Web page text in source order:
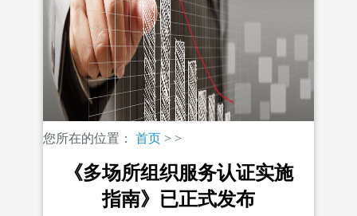
您所在的位置： 首页 > >
《多场所组织服务认证实施
指南》已正式发布